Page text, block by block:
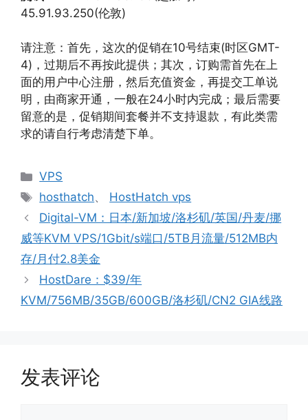
45.91.93.250(伦敦)
请注意：首先，这次的促销在10号结束(时区GMT-
4)，过期后不再按此提供；其次，订购需首先在上
面的用户中心注册，然后充值资金，再提交工单说
明，由商家开通，一般在24小时内完成；最后需要
留意的是，促销期间套餐并不支持退款，有此类需
求的请自行考虑清楚下单。
分
类
VPS
标
签
hosthatch、 HostHatch vps
Digital-VM：日本/新加坡/洛杉矶/英国/丹麦/挪
威等KVM VPS/1Gbit/s端口/5TB月流量/512MB内
存/月付2.8美金
HostDare：$39/年
KVM/756MB/35GB/600GB/洛杉矶/CN2 GIA线路
发表评论